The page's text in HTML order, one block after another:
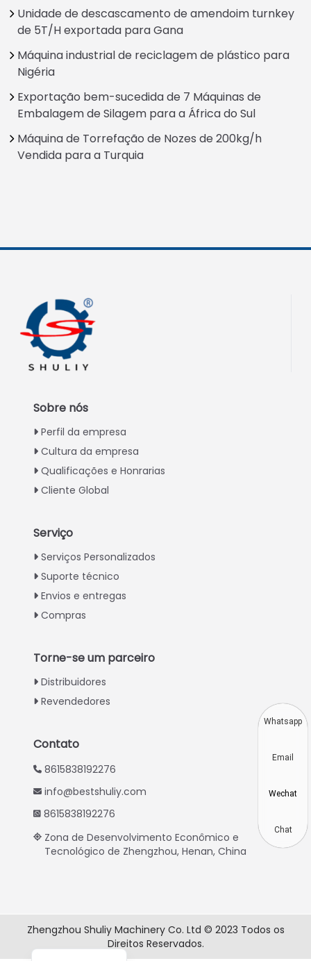
Unidade de descascamento de amendoim turnkey
de 5T/H exportada para Gana
Máquina industrial de reciclagem de plástico para
Nigéria
Exportação bem-sucedida de 7 Máquinas de
Embalagem de Silagem para a África do Sul
Máquina de Torrefação de Nozes de 200kg/h
Vendida para a Turquia
Sobre nós
Perfil da empresa
Cultura da empresa
Qualificações e Honrarias
Cliente Global
Serviço
Serviços Personalizados
Suporte técnico
Envios e entregas
Compras
Torne-se um parceiro
Distribuidores
Revendedores
Contato
8615838192276
info@bestshuliy.com
8615838192276
Zona de Desenvolvimento Econômico e
Tecnológico de Zhengzhou, Henan, China
Zhengzhou Shuliy Machinery Co. Ltd © 2023 Todos os
Direitos Reservados.
Russian
Chinese
Japanese
Swahili
Urdu
Greek
Italian
Whatsapp
Email
Wechat
Chat